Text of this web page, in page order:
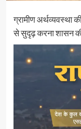
ग्रामीण अर्थव्यवस्था
से सुदृढ़ करना शासन